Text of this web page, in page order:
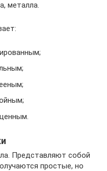
металла.
Представляют собой
простые, но